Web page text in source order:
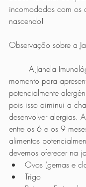
incomodados com os
nascendo!
Observação sobre a
momento para
potencialmente
pois isso diminui a
desenvolver alergias.
entre os 6 e os 9
alimentos
devemos oferecer na
Ovos (gemas e
Trigo